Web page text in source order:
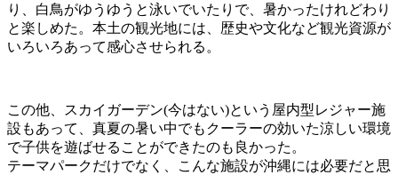
り、白鳥がゆうゆうと泳いでいたりで、暑かったけれどわり
と楽しめた。本土の観光地には、歴史や文化など観光資源が
いろいろあって感心させられる。
この他、スカイガーデン(今はない)という屋内型レジャー施
設もあって、真夏の暑い中でもクーラーの効いた涼しい環境
で子供を遊ばせることができたのも良かった。
テーマパークだけでなく、こんな施設が沖縄には必要だと思